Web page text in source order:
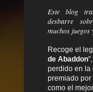
Este blog
desbarre
muchos juegos
Recoge el
de Abaddon
perdido en la
premiado por
como el